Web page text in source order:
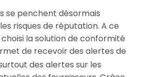
se penchent désormais
risques de réputation. A ce
la solution de conformité
de recevoir des alertes de
des alertes sur les